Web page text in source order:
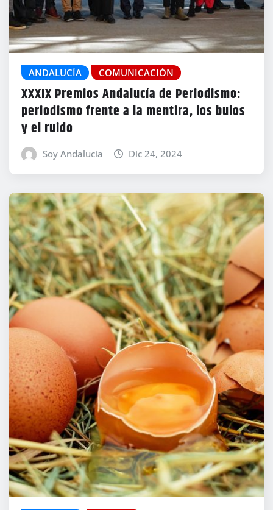
ANDALUCÍA COMUNICACIÓN
XXXIX Premios Andalucía de Periodismo:
periodismo frente a la mentira, los bulos
y el ruido
Soy Andalucía Dic 24, 2024